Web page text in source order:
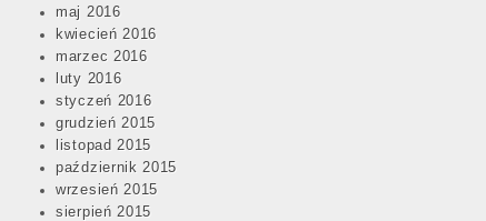
maj 2016
kwiecień 2016
marzec 2016
luty 2016
styczeń 2016
grudzień 2015
listopad 2015
październik 2015
wrzesień 2015
sierpień 2015